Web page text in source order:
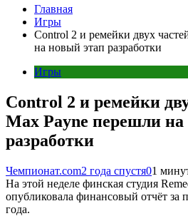
Главная
Игры
Control 2 и ремейки двух
на новый этап разработки
Игры
Control 2 и ремейки
Max Payne перешли
разработки
Чемпионат.com2 года спустя01
На этой неделе финская студия
опубликовала финансовый отчёт за
года.